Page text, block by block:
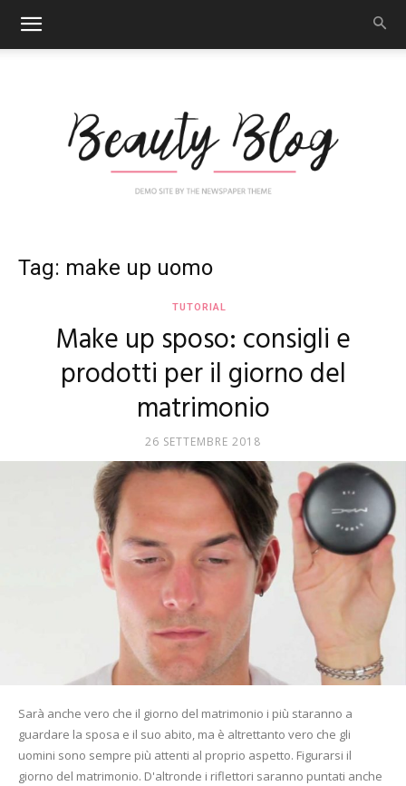
Nail
Art
Tag: make up uomo
TUTORIAL
Make up sposo: consigli e
prodotti per il giorno del
matrimonio
26 SETTEMBRE 2018
Sarà anche vero che il giorno del matrimonio i più staranno a
guardare la sposa e il suo abito, ma è altrettanto vero che gli
uomini sono sempre più attenti al proprio aspetto. Figurarsi il
giorno del matrimonio. D'altronde i riflettori saranno puntati anche